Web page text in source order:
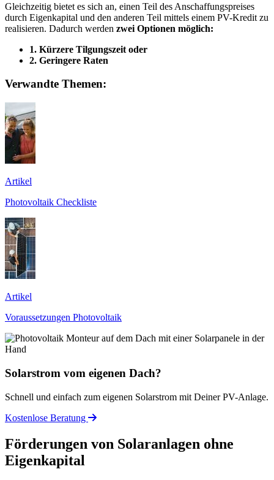
Gleichzeitig bietet es sich an, einen Teil des Anschaffungspreises
durch Eigenkapital und den anderen Teil mittels einem PV-Kredit zu
realisieren. Dadurch werden zwei Optionen möglich:
1. Kürzere Tilgungszeit oder
2. Geringere Raten
Verwandte Themen:
Artikel
Photovoltaik Checkliste
Artikel
Voraussetzungen Photovoltaik
Solarstrom vom eigenen Dach?
Schnell und einfach zum eigenen Solarstrom mit Deiner PV-Anlage.
Kostenlose Beratung
Förderungen von Solaranlagen ohne
Eigenkapital